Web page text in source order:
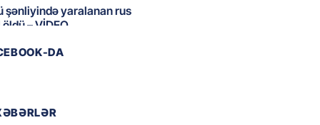
şənliyində yaralanan rus
– VİDEO
546 min manatı 20
DA